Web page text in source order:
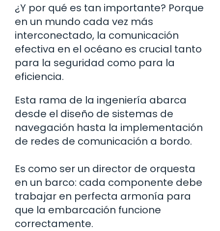
¿Y por qué es tan importante? Porque
en un mundo cada vez más
interconectado, la comunicación
efectiva en el océano es crucial tanto
para la seguridad como para la
eficiencia.
Esta rama de la ingeniería abarca
desde el diseño de sistemas de
navegación hasta la implementación
de redes de comunicación a bordo.
Es como ser un director de orquesta
en un barco: cada componente debe
trabajar en perfecta armonía para
que la embarcación funcione
correctamente.